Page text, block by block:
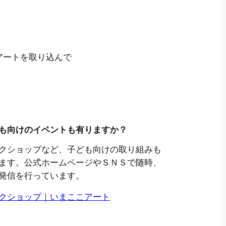
トを取り込んで
向けのイベントも有りますか？
ショップなど、子ども向けの取り組みも
す。公式ホームページやＳＮＳで随時、
信を行っています。
ショップ｜いまここアート